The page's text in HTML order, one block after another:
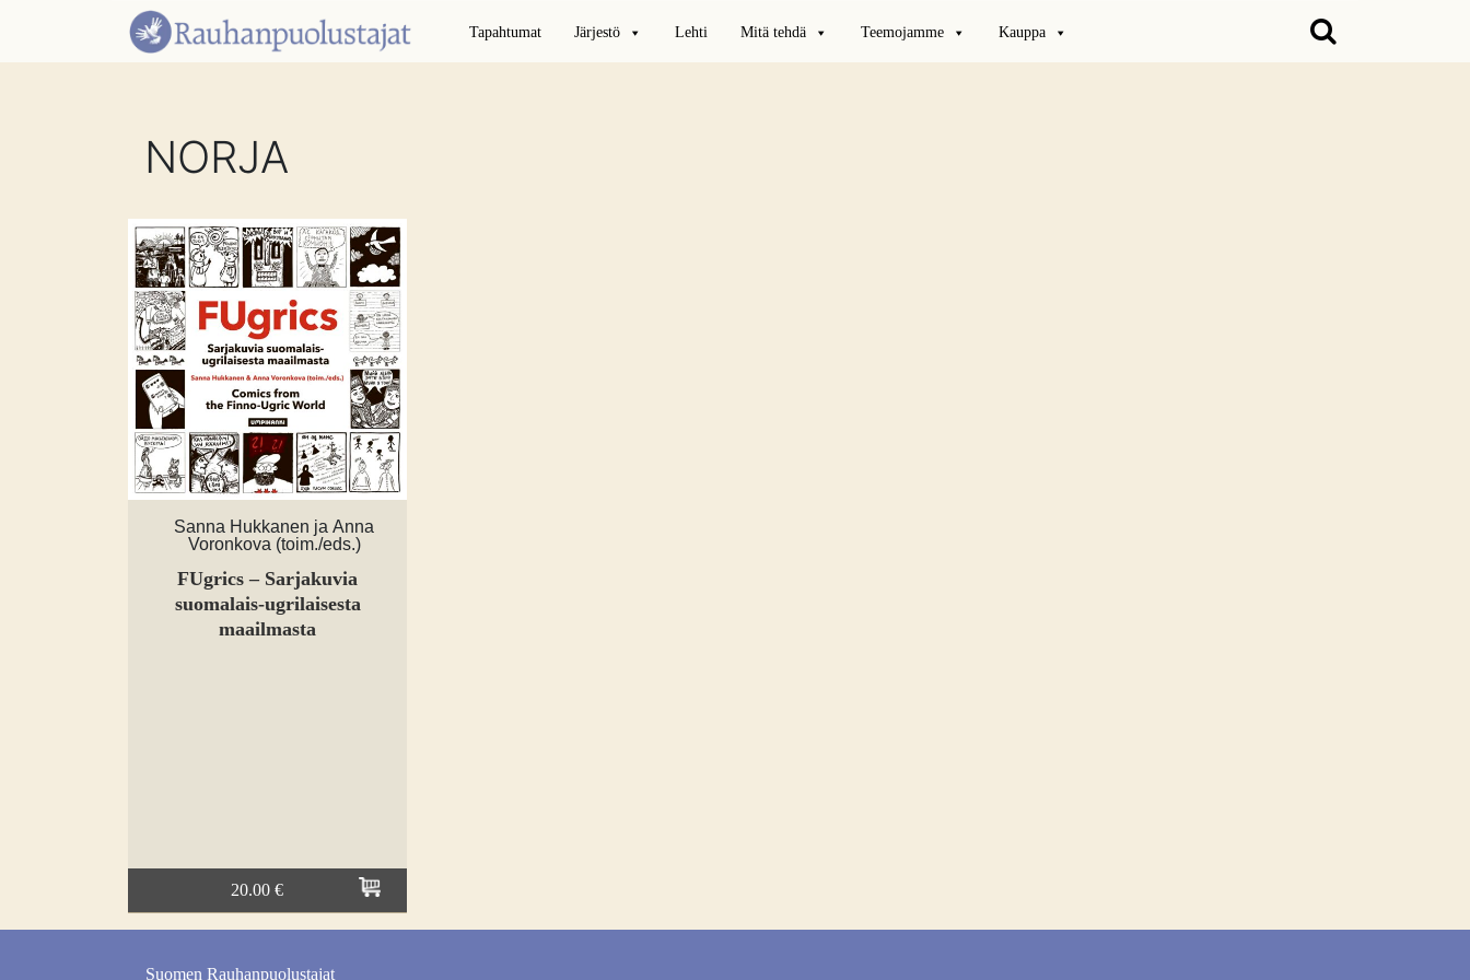
Tapahtumat Järjestö Lehti Mitä tehdä Teemojamme Kauppa
NORJA
Sanna Hukkanen ja Anna
Voronkova (toim./eds.)
FUgrics – Sarjakuvia
suomalais-ugrilaisesta
maailmasta
20.00 €
Suomen Rauhanpuolustajat